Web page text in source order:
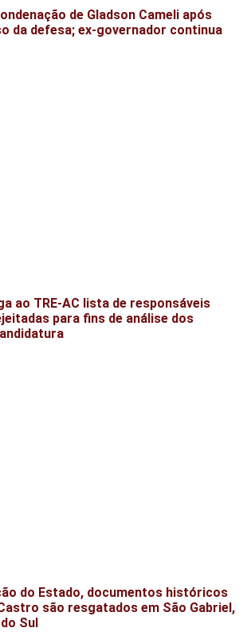
de Gladson Cameli após
da defesa; ex-governador continua
ao TRE-AC lista de responsáveis
para fins de análise dos
do Estado, documentos históricos
são resgatados em São Gabriel,
Sul